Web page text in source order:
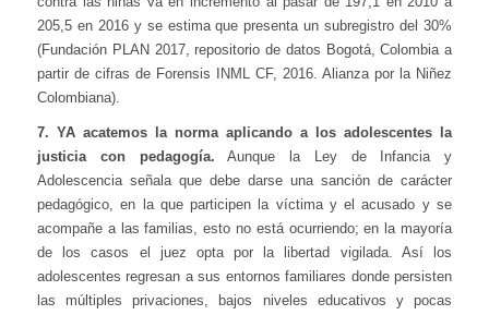
205,5 en 2016 y se estima que presenta un subregistro del 30%
(Fundación PLAN 2017, repositorio de datos Bogotá, Colombia a
partir de cifras de Forensis INML CF, 2016. Alianza por la Niñez
Colombiana).
7. YA acatemos la norma aplicando a los adolescentes la
justicia con pedagogía. Aunque la Ley de Infancia y
Adolescencia señala que debe darse una sanción de carácter
pedagógico, en la que participen la víctima y el acusado y se
acompañe a las familias, esto no está ocurriendo; en la mayoría
de los casos el juez opta por la libertad vigilada. Así los
adolescentes regresan a sus entornos familiares donde persisten
las múltiples privaciones, bajos niveles educativos y pocas